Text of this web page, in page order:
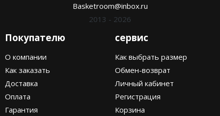
Basketroom@inbox.ru
2013 - 2026
Покупателю
О компании
Как заказать
Доставка
Оплата
Гарантия
сервис
Как выбрать размер
Обмен-возврат
Личный кабинет
Регистрация
Корзина